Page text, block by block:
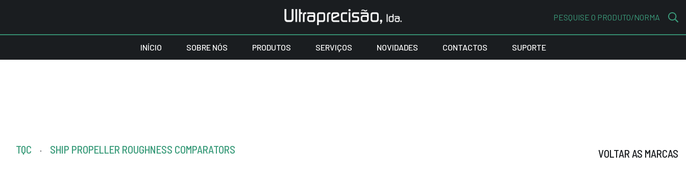
PESQUISE O PRODUTO/NORMA
INÍCIO SOBRE NÓS PRODUTOS SERVIÇOS NOVIDADES CONTACTOS SUPORTE
TQC . SHIP PROPELLER ROUGHNESS COMPARATORS VOLTAR AS MARCAS